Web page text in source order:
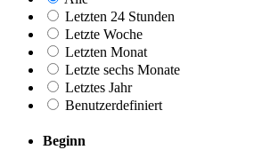
Letzten 24 Stunden
Letzte Woche
Letzten Monat
Letzte sechs Monate
Letztes Jahr
Benutzerdefiniert
Beginn